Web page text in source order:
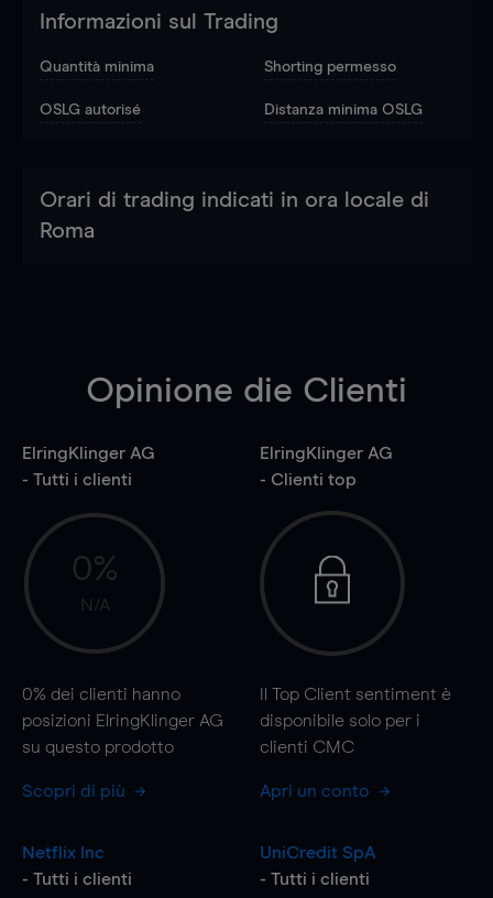
Informazioni sul Trading
Quantità minima Shorting permesso
OSLG autorisé Distanza minima OSLG
Orari di trading indicati in ora locale di
Roma
Opinione die Clienti
ElringKlinger AG
- Tutti i clienti
0%
N/A
0% dei clienti hanno
posizioni ElringKlinger AG
su questo prodotto
Scopri di più
ElringKlinger AG
- Clienti top
Il Top Client sentiment è
disponibile solo per i
clienti CMC
Apri un conto
Netflix Inc
- Tutti i clienti
UniCredit SpA
- Tutti i clienti